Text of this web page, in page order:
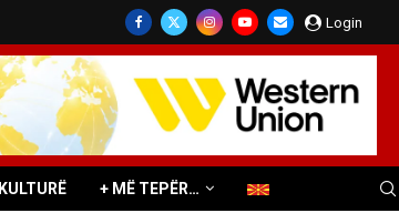
Login
KULTURË + MË TEPËR…